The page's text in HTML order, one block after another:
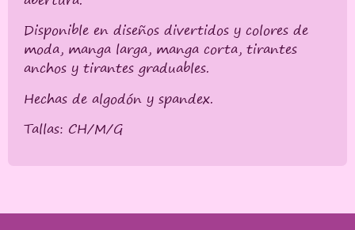
Disponible en diseños divertidos y colores de
moda, manga larga, manga corta, tirantes
anchos y tirantes graduables.
Hechas de algodón y spandex.
Tallas: CH/M/G